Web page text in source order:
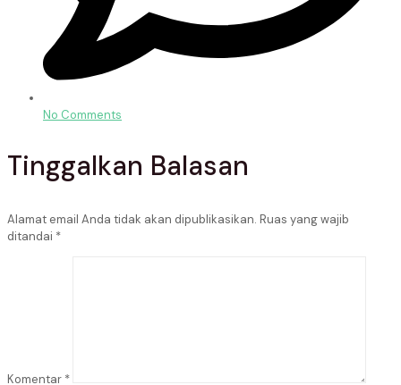
No Comments
Tinggalkan Balasan
Alamat email Anda tidak akan dipublikasikan. Ruas yang wajib
ditandai *
Komentar *